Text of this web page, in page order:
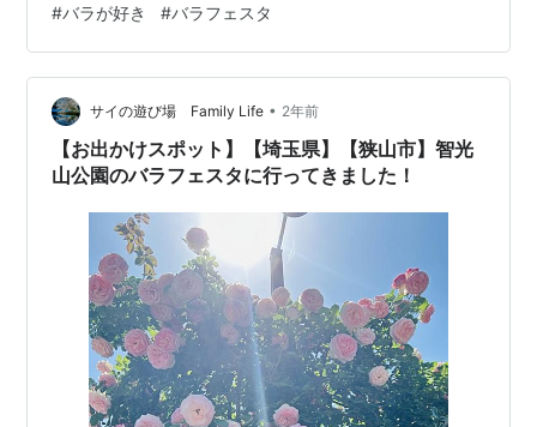
普通のバラもだあいすき。 真紅の大輪のバラ。いいです
ね～。 こんな満開の日に見に行けて私ってついてる～ 場
所：札幌市中央区大通り西12丁目 アース渦巻香 蚊取り線
香 プロプレミアム 缶入 蚊 駆除(30巻入*3缶セット)【ア
ース渦巻香】価格: 2278 円楽天で詳細を見る
#バラが好き #バラフェスタ
サイの遊び場 Family Life • 2年前
【お出かけスポット】【埼玉県】【狭山市】智光
山公園のバラフェスタに行ってきました！